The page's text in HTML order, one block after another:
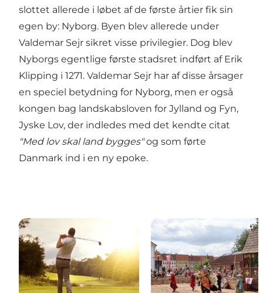
slottet allerede i løbet af de første årtier fik sin
egen by: Nyborg. Byen blev allerede under
Valdemar Sejr sikret visse privilegier. Dog blev
Nyborgs egentlige første stadsret indført af Erik
Klipping i 1271. Valdemar Sejr har af disse årsager
en speciel betydning for Nyborg, men er også
kongen bag landskabsloven for Jylland og Fyn,
Jyske Lov, der indledes med det kendte citat
"Med lov skal land bygges"og som førte
Danmark ind i en ny epoke.